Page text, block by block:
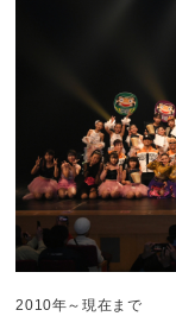
2010年～現在まで